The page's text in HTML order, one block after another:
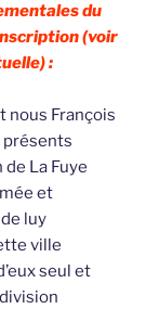
du
(voir
:
nous François
présents
La Fuye
et
luy
ville
seul et